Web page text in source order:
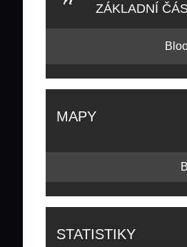
ZÁKLADNÍ
MAPY
STATISTIKY